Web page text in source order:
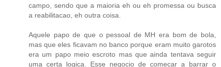
campo, sendo que a maioria eh ou eh promessa ou busca
a reabilitacao, eh outra coisa.
Aquele papo de que o pessoal de MH era bom de bola,
mas que eles ficavam no banco porque eram muito garotos
era um papo meio escroto mas que ainda tentava seguir
uma certa logica. Esse negocio de comecar a barrar o